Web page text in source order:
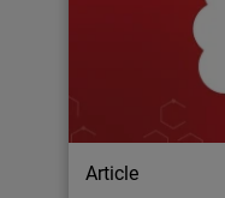
Article